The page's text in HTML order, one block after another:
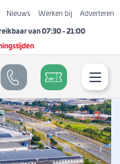
Nieuws Werken bij Adverteren
van07:30-21:00